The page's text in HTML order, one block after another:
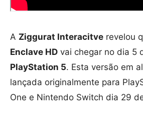
A Ziggurat Interacitve revelou
Enclave HD vai chegar no dia 5
PlayStation 5. Esta versão em
lançada originalmente para
One e Nintendo Switch dia 29